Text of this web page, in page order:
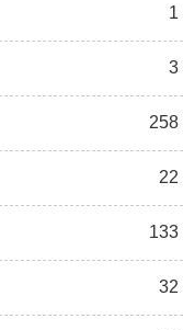
1
3
258
22
133
32